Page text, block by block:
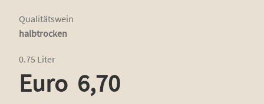
Qualitätswein
halbtrocken
0.75 Liter
Euro 6,70